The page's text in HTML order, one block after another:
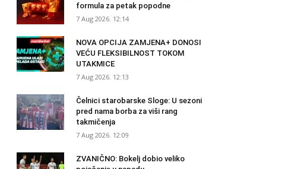
formula za petak popodne
7 Aug 2026. 12:14
NOVA OPCIJA ZAMJENA+ DONOSI
VEĆU FLEKSIBILNOST TOKOM
UTAKMICE
7 Aug 2026. 12:13
Čelnici starobarske Sloge: U sezoni
pred nama borba za viši rang
takmičenja
7 Aug 2026. 12:09
ZVANIČNO: Bokelj dobio veliko